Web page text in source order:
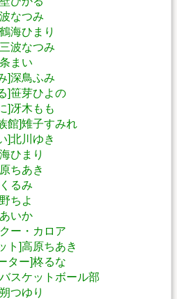
なつみ
海ひまり
波なつみ
まい
]深鳥ふみ
]笹芽ひよの
]冴木もも
館]雉子すみれ
]北川ゆき
ひまり
ちあき
るみ
ちよ
いか
ー・カロア
ト]高原ちあき
ター]柊るな
スケットボール部
つゆり